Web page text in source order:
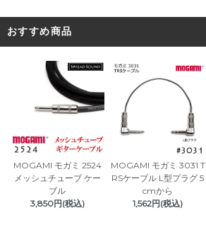
おすすめ商品
MOGAMI モガミ 2524
メッシュチューブ ケー
ブル
3,850円(税込)
MOGAMI モガミ 3031 T
RSケーブル L型プラグ 5
cmから
1,562円(税込)